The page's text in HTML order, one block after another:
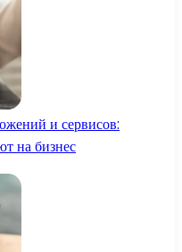
и сервисов:
на бизнес